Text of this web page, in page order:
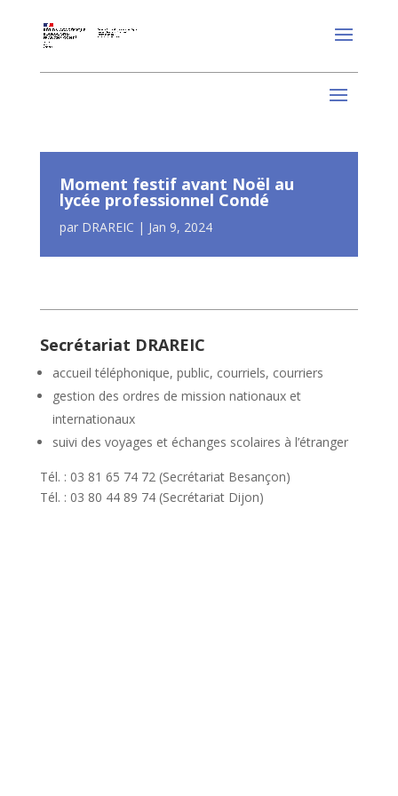
Moment festif avant Noël au
lycée professionnel Condé
par DRAREIC | Jan 9, 2024
Secrétariat DRAREIC
accueil téléphonique, public, courriels, courriers
gestion des ordres de mission nationaux et
internationaux
suivi des voyages et échanges scolaires à l’étranger
Tél. : 03 81 65 74 72 (Secrétariat Besançon)
Tél. : 03 80 44 89 74 (Secrétariat Dijon)